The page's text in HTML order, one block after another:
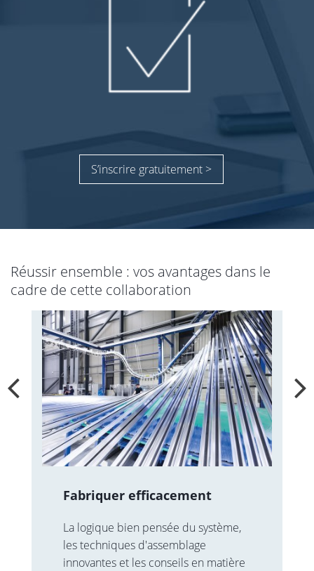
S’inscrire gratuitement >
Réussir ensemble : vos avantages dans le
cadre de cette collaboration
Fabriquer efficacement
La logique bien pensée du système,
les techniques d'assemblage
innovantes et les conseils en matière